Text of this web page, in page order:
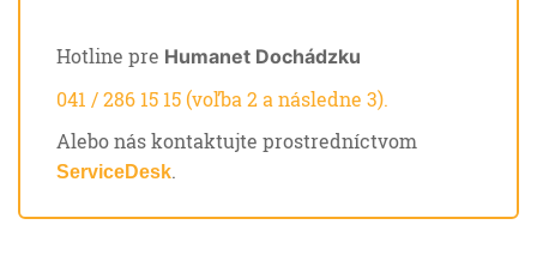
Hotline pre Humanet Dochádzku
041 / 286 15 15 (voľba 2 a následne 3).
Alebo nás kontaktujte prostredníctvom
ServiceDesk.